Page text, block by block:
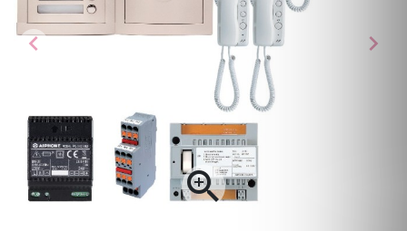
chevron_left

chevron_right